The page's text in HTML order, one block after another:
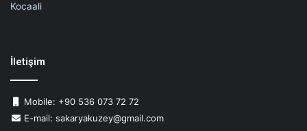
Kocaali
İletişim
Mobile: +90 536 073 72 72
E-mail: sakaryakuzey@gmail.com